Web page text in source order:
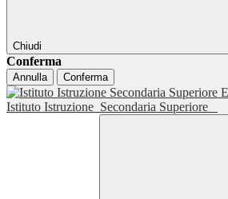
Chiudi
Conferma
Annulla Conferma
Istituto Istruzione Secondaria Superiore